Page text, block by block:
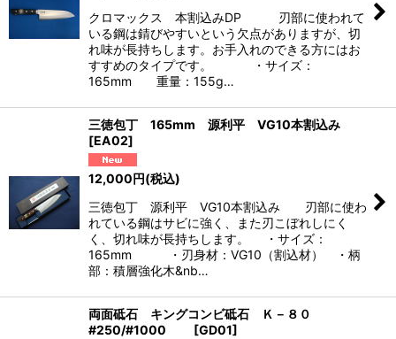
絞り込む
クロマックス 本割込みDP 刃部に使われて
いる鋼は錆びやすいという欠点がありますが、切
れ味が長持ちします。お手入れのできる方にはお
すすめのタイプです。 ・サイズ：
165mm 重量：155g…
三徳包丁 165mm 源利平 VG10本割込み
[EA02]
12,000円(税込)
三徳包丁 源利平 VG10本割込み 刃部に使わ
れている鋼はサビに強く、また刃こぼれしにく
く、切れ味が長持ちします。 ・サイズ：
165mm ・刃身材：VG10（割込材） ・柄
部：積層強化木&nb…
両面砥石 キングコンビ砥石 Ｋ－８０
#250/#1000
[GD01]